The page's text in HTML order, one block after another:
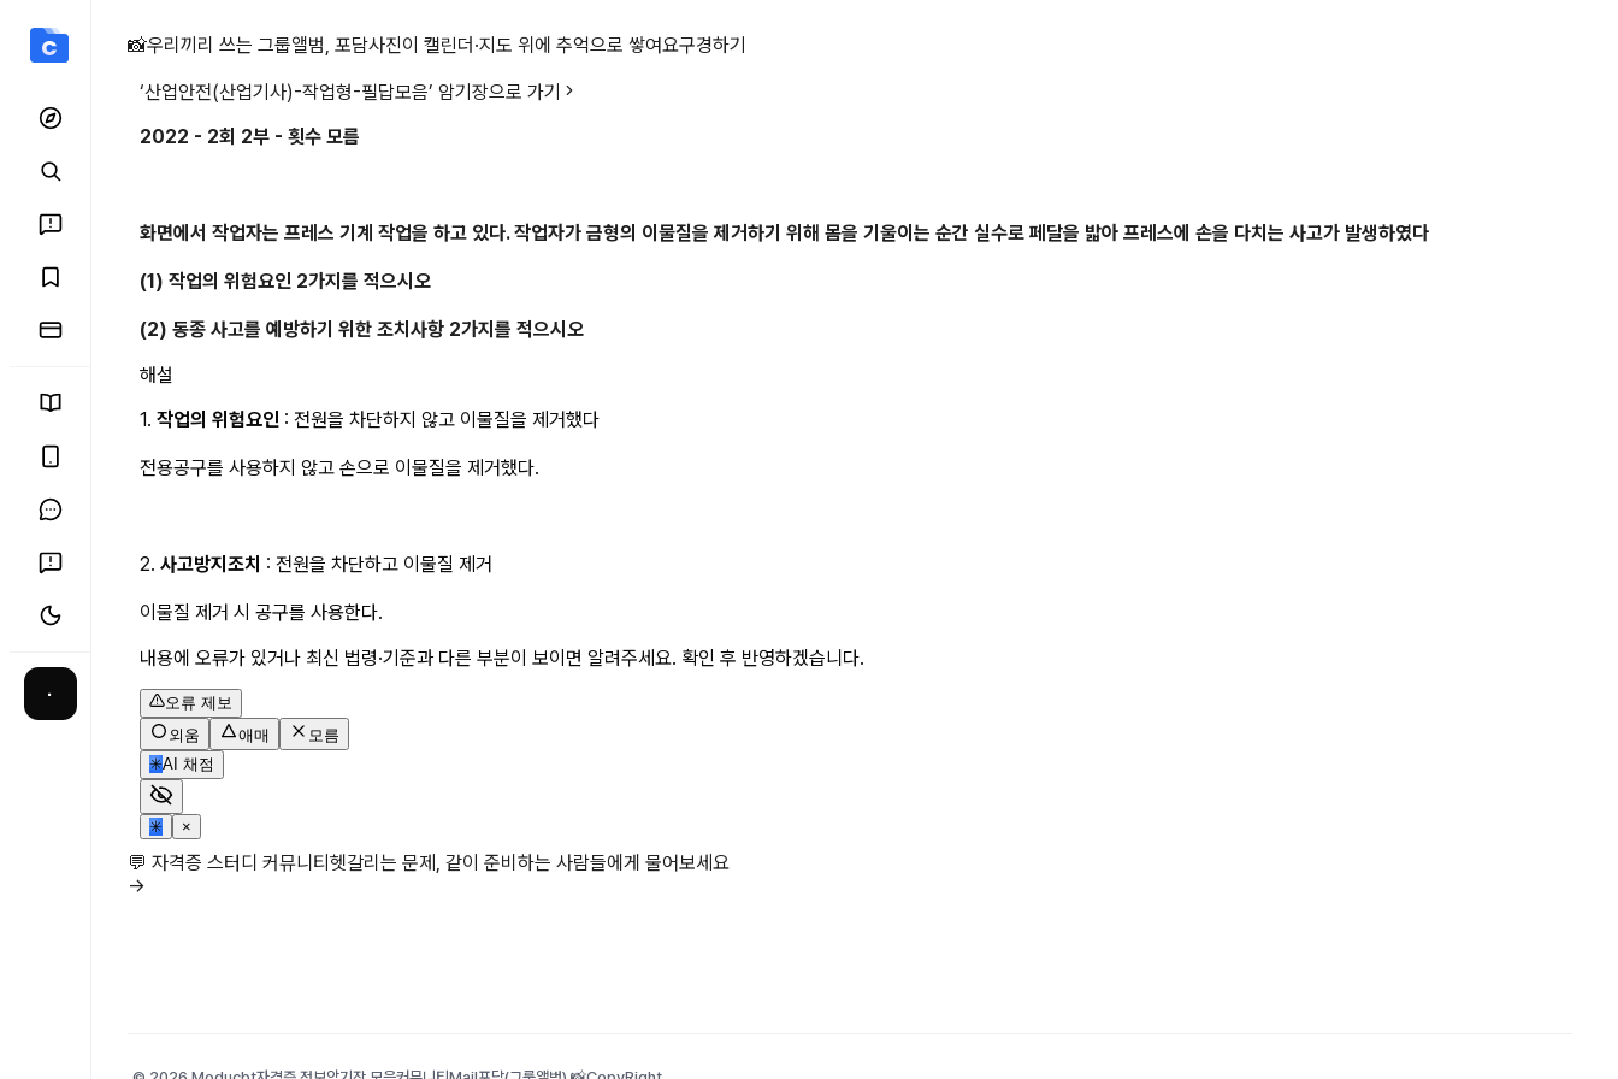
·
202 상세 페이지
📸우리끼리 쓰는 그룹앨범, 포담사진이 캘린더·지도 위에 추억으로 쌓여요구경하기
‘산업안전(산업기사)-작업형-필답모음’ 암기장으로 가기
2022 - 2회 2부 - 횟수 모름
화면에서 작업자는 프레스 기계 작업을 하고 있다. 작업자가 금형의 이물질을 제거하기 위해 몸을 기울이는 순간 실수로 페달을 밟아 프레스에 손을 다치는 사고가 발생하였다
(1) 작업의 위험요인 2가지를 적으시오
(2) 동종 사고를 예방하기 위한 조치사항 2가지를 적으시오
해설
1. 작업의 위험요인 : 전원을 차단하지 않고 이물질을 제거했다
전용공구를 사용하지 않고 손으로 이물질을 제거했다.
2. 사고방지조치 : 전원을 차단하고 이물질 제거
이물질 제거 시 공구를 사용한다.
내용에 오류가 있거나 최신 법령·기준과 다른 부분이 보이면 알려주세요. 확인 후 반영하겠습니다.
오류 제보
외움
애매
모름
✳AI 채점
✳ ×
💬 자격증 스터디 커뮤니티헷갈리는 문제, 같이 준비하는 사람들에게 물어보세요
→